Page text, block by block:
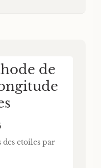
de
etoiles par